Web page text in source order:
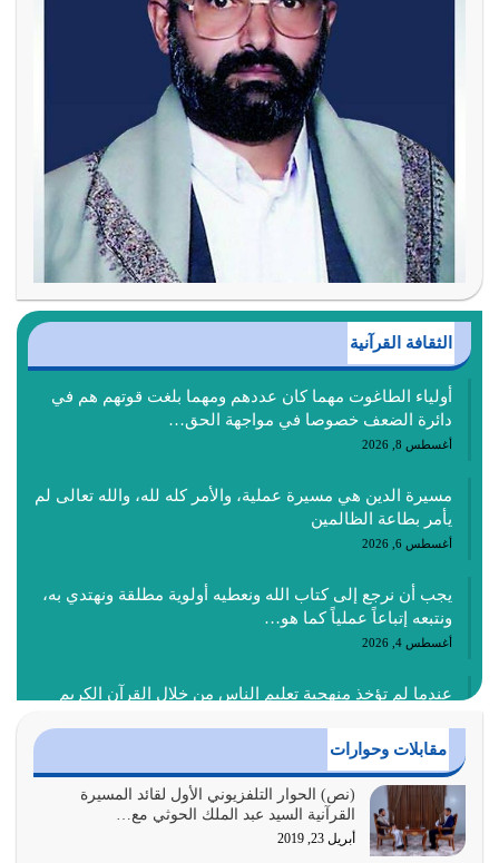
الثقافة القرآنية
أولياء الطاغوت مهما كان عددهم ومهما بلغت قوتهم هم في
دائرة الضعف خصوصا في مواجهة الحق…
أغسطس 8, 2026
مسيرة الدين هي مسيرة عملية، والأمر كله لله، والله تعالى لم
يأمر بطاعة الظالمين
أغسطس 6, 2026
يجب أن نرجع إلى كتاب الله ونعطيه أولوية مطلقة ونهتدي به،
ونتبعه إتباعاً عملياً كما هو…
أغسطس 4, 2026
عندما لم تؤخذ منهجية تعليم الناس من خلال القرآن الكريم
أغسطس 3, 2026
الغاية من الصلاة هو ذكر الله (أقم الصلاة لذكري) إضافة إلى
{وَأَعِدُّوا لَهُمْ مَا…
أغسطس 2, 2026
مقابلات وحوارات
(نص) الحوار التلفزيوني الأول لقائد المسيرة
القرآنية السيد عبد الملك الحوثي مع…
أبريل 23, 2019